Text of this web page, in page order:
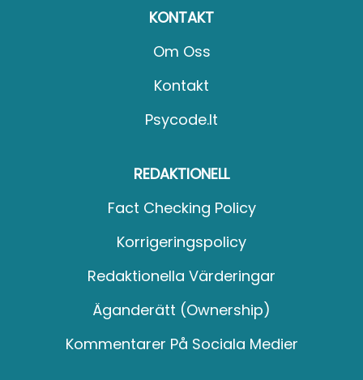
KONTAKT
Om Oss
Kontakt
Psycode.it
REDAKTIONELL
Fact Checking Policy
Korrigeringspolicy
Redaktionella Värderingar
Äganderätt (Ownership)
Kommentarer På Sociala Medier